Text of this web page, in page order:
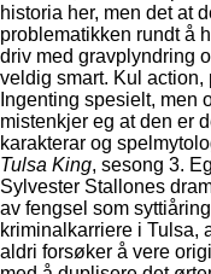
historia her, men det at
problematikken rundt å
driv med gravplyndring
veldig smart. Kul
Ingenting spesielt, men
mistenkjer eg at den er
karakterar og
Tulsa King, sesong 3.
Sylvester Stallones
av fengsel som
kriminalkarriere i Tulsa,
aldri forsøker å vere